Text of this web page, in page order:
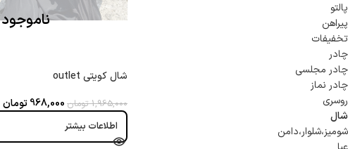
پالتو
پیراهن
تخفیفات
چادر
چادر مجلسی
چادر نماز
روسری
شال
شوميز،شلوار،دامن
ناموجود
شال کویتی outlet
1,965,000 تومان 968,000تومان
اطلاعات بیشتر